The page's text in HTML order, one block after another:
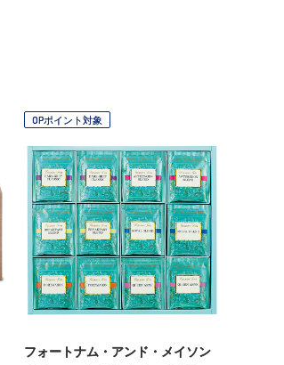
OPポイント対象
フォートナム・アンド・メイソン